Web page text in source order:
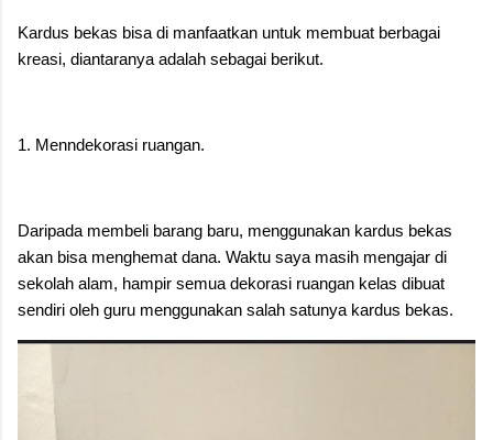
Kardus bekas bisa di manfaatkan untuk membuat berbagai
kreasi, diantaranya adalah sebagai berikut.
1. Menndekorasi ruangan.
Daripada membeli barang baru, menggunakan kardus bekas
akan bisa menghemat dana. Waktu saya masih mengajar di
sekolah alam, hampir semua dekorasi ruangan kelas dibuat
sendiri oleh guru menggunakan salah satunya kardus bekas.